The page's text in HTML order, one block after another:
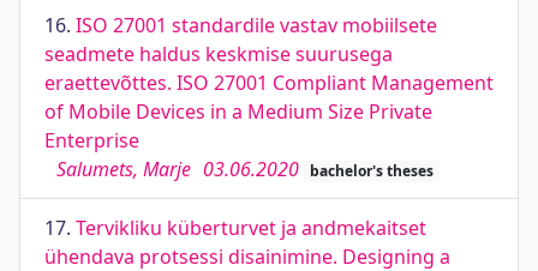
16. ISO 27001 standardile vastav mobiilsete
seadmete haldus keskmise suurusega
eraettevõttes. ISO 27001 Compliant Management
of Mobile Devices in a Medium Size Private
Enterprise
Salumets, Marje 03.06.2020 bachelor's theses
17. Tervikliku küberturvet ja andmekaitset
ühendava protsessi disainimine. Designing a